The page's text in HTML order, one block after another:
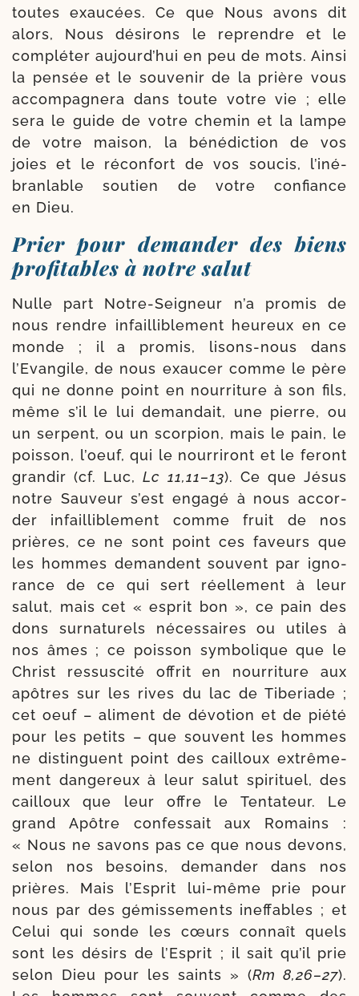
toutes exau­cées. Ce que Nous avons dit
alors, Nous dési­rons le reprendre et le
com­plé­ter aujourd’­hui en peu de mots. Ainsi
la pen­sée et le sou­ve­nir de la prière vous
accom­pa­gne­ra dans toute votre vie ; elle
sera le guide de votre che­min et la lampe
de votre mai­son, la béné­dic­tion de vos
joies et le récon­fort de vos sou­cis, l’i­né­
bran­lable sou­tien de votre confiance
en Dieu.
Prier pour demander des biens
profitables à notre salut
Nulle part Notre-​Seigneur n’a pro­mis de
nous rendre infailli­ble­ment heu­reux en ce
monde ; il a pro­mis, lisons-​nous dans
l’Evangile, de nous exau­cer comme le père
qui ne donne point en nour­ri­ture à son fils,
même s’il le lui deman­dait, une pierre, ou
un ser­pent, ou un scor­pion, mais le pain, le
pois­son, l’oeuf, qui le nour­ri­ront et le feront
gran­dir (cf. Luc,Lc 11,11–13). Ce que Jésus
notre Sauveur s’est enga­gé à nous accor­
der infailli­ble­ment comme fruit de nos
prières, ce ne sont point ces faveurs que
les hommes demandent sou­vent par igno­
rance de ce qui sert réel­le­ment à leur
salut, mais cet « esprit bon », ce pain des
dons sur­na­tu­rels néces­saires ou utiles à
nos âmes ; ce pois­son sym­bo­lique que le
Christ res­sus­ci­té offrit en nour­ri­ture aux
apôtres sur les rives du lac de Tiberiade ;
cet oeuf – ali­ment de dévo­tion et de pié­té
pour les petits – que sou­vent les hommes
ne dis­tinguent point des cailloux extrê­me­
ment dan­ge­reux à leur salut spi­ri­tuel, des
cailloux que leur offre le Tentateur. Le
grand Apôtre confes­sait aux Romains :
« Nous ne savons pas ce que nous devons,
selon nos besoins, deman­der dans nos
prières. Mais l’Esprit lui-​même prie pour
nous par des gémis­se­ments inef­fables ; et
Celui qui sonde les cœurs connaît quels
sont les dési­rs de l’Esprit ; il sait qu’il prie
selon Dieu pour les saints » (Rm 8,26–27).